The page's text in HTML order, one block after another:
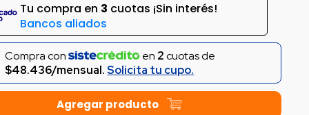
Tu compra en 3 cuotas ¡Sin interés!
Bancos aliados
Compra con en 2cuotas de
$48.436/mensual.Solicita tu cupo.